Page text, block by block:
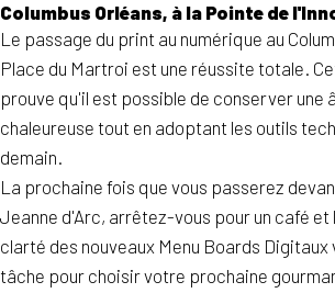
Columbus Orléans, à la Pointe de
Le passage du print au numérique au
Place du Martroi est une réussite totale.
prouve qu'il est possible de conserver une
chaleureuse tout en adoptant les outils
demain.
La prochaine fois que vous passerez
Jeanne d'Arc, arrêtez-vous pour un café et
clarté des nouveaux Menu Boards
tâche pour choisir votre prochaine